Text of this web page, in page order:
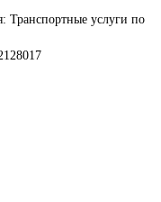
Транспортные услуги по